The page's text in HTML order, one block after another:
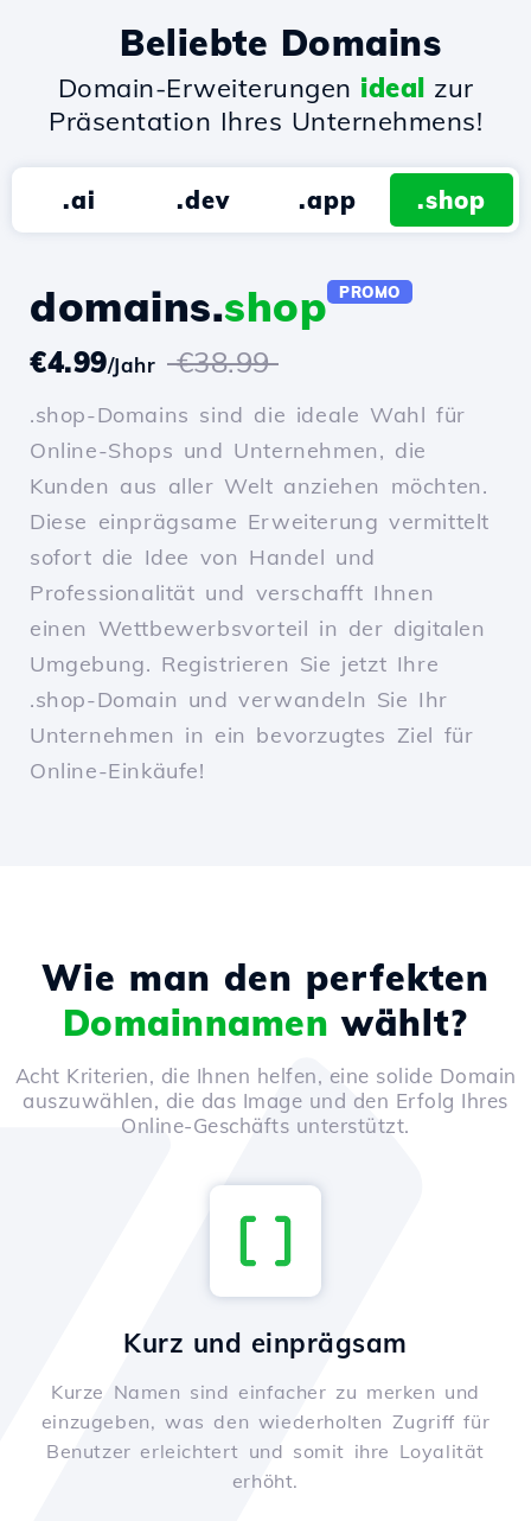
Beliebte Domains
Domain-Erweiterungen ideal zur
Präsentation Ihres Unternehmens!
.ai .dev .app .shop
domains.shop PROMO
€4.99/Jahr €38.99
.shop-Domains sind die ideale Wahl für
Online-Shops und Unternehmen, die
Kunden aus aller Welt anziehen möchten.
Diese einprägsame Erweiterung vermittelt
sofort die Idee von Handel und
Professionalität und verschafft Ihnen
einen Wettbewerbsvorteil in der digitalen
Umgebung. Registrieren Sie jetzt Ihre
.shop-Domain und verwandeln Sie Ihr
Unternehmen in ein bevorzugtes Ziel für
Online-Einkäufe!
Wie man den perfekten
Domainnamen wählt?
Acht Kriterien, die Ihnen helfen, eine solide Domain
auszuwählen, die das Image und den Erfolg Ihres
Online-Geschäfts unterstützt.
Kurz und einprägsam
Kurze Namen sind einfacher zu merken und
einzugeben, was den wiederholten Zugriff für
Benutzer erleichtert und somit ihre Loyalität
erhöht.